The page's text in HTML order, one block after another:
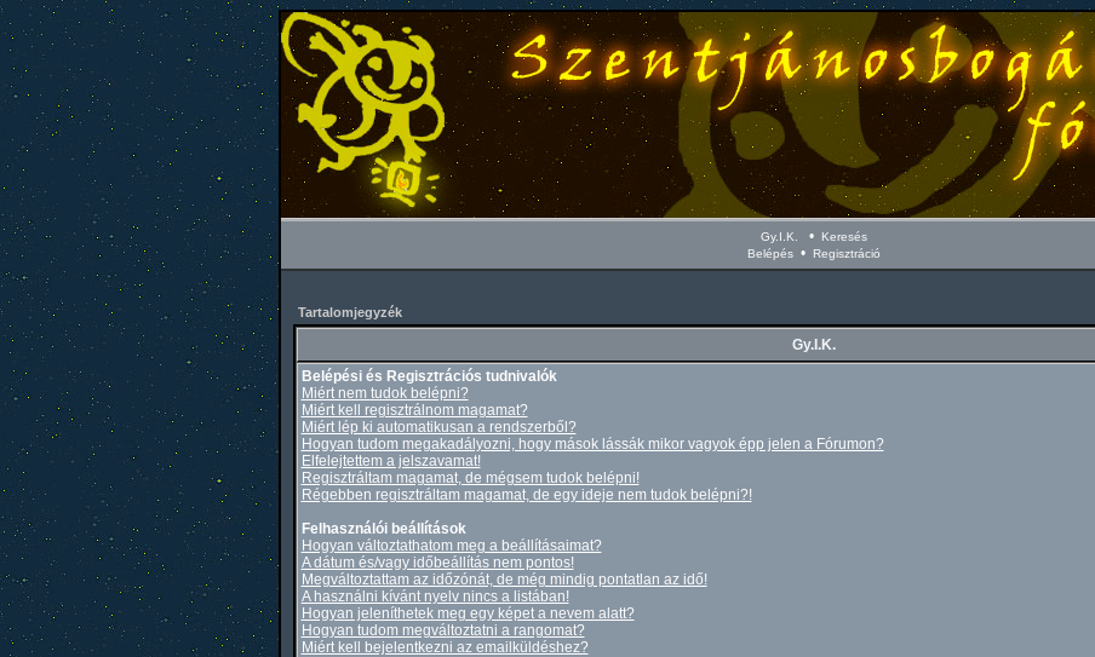
Gy.I.K. •
Keresés
Belépés • Regisztráció
Tartalomjegyzék
Gy.I.K.
Belépési és Regisztrációs tudnivalók
Miért nem tudok belépni?
Miért kell regisztrálnom magamat?
Miért lép ki automatikusan a rendszerből?
Hogyan tudom megakadályozni, hogy mások lássák mikor vagyok épp jelen a Fórumon?
Elfelejtettem a jelszavamat!
Regisztráltam magamat, de mégsem tudok belépni!
Régebben regisztráltam magamat, de egy ideje nem tudok belépni?!
Felhasználói beállítások
Hogyan változtathatom meg a beállításaimat?
A dátum és/vagy időbeállítás nem pontos!
Megváltoztattam az időzónát, de még mindig pontatlan az idő!
A használni kívánt nyelv nincs a listában!
Hogyan jeleníthetek meg egy képet a nevem alatt?
Hogyan tudom megváltoztatni a rangomat?
Miért kell bejelentkezni az emailküldéshez?